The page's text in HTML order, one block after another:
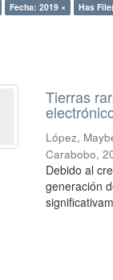
Fecha: 2019 × Has
Tierras
López,
Carabobo,
Debido al
generación